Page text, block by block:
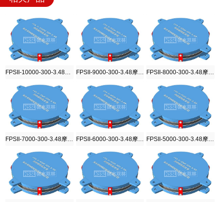
FPSII-9000-300-3.48摩擦摆隔震支座
FPSII-6000-300-3.48摩擦摆隔震支座